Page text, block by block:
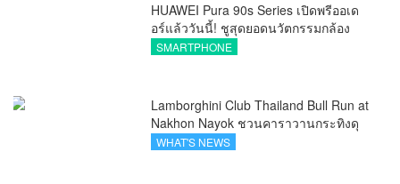
HUAWEI Pura 90s Series เปิดพรีออเด
อร์แล้ววันนี้! ชูสุดยอดนวัตกรรมกล้อง
พร้อม AI อัจฉริยะและ 5G Advanced
SMARTPHONE
Lamborghini Club Thailand Bull Run at
Nakhon Nayok ชวนคาราวานกระทิงดุ
สัมผัสธรรมชาติเมืองรอง ณ นครนายก
WHAT'S NEWS